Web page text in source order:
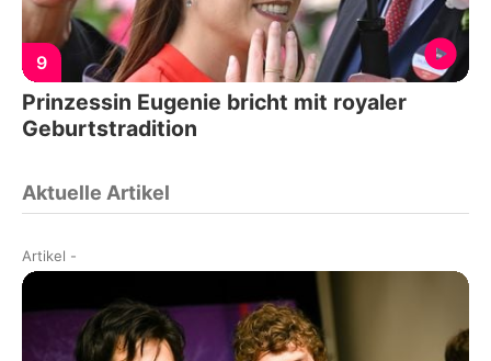
9
Prinzessin Eugenie bricht mit royaler
Geburtstradition
Aktuelle Artikel
Artikel -